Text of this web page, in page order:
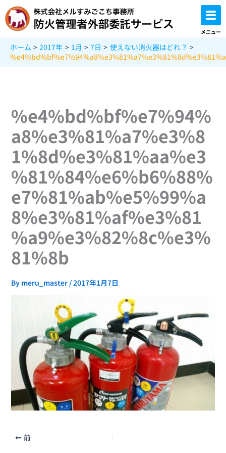
容
を
メニュー
ホーム 2017年 1月 7日
使えない消火器はどれ？
%e4%bd%bf%e7%94%
a8%e3%81%a7%e3%8
1%8d%e3%81%aa%e3
%81%84%e6%b6%88%
e7%81%ab%e5%99%a
8%e3%81%af%e3%81
%a9%e3%82%8c%e3%
81%8b
By meru_master /2017年1月7日
前